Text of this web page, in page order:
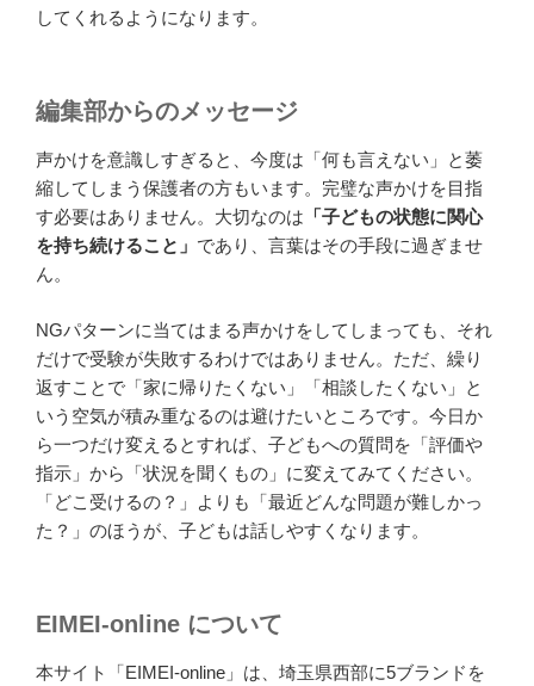
してくれるようになります。
編集部からのメッセージ
声かけを意識しすぎると、今度は「何も言えない」と萎
縮してしまう保護者の方もいます。完璧な声かけを目指
す必要はありません。大切なのは 「子どもの状態に関心
を持ち続けること」 であり、言葉はその手段に過ぎませ
ん。
NGパターンに当てはまる声かけをしてしまっても、それ
だけで受験が失敗するわけではありません。ただ、繰り
返すことで「家に帰りたくない」「相談したくない」と
いう空気が積み重なるのは避けたいところです。今日か
ら一つだけ変えるとすれば、子どもへの質問を「評価や
指示」から「状況を聞くもの」に変えてみてください。
「どこ受けるの？」よりも「最近どんな問題が難しかっ
た？」のほうが、子どもは話しやすくなります。
EIMEI-online について
本サイト「EIMEI-online」は、埼玉県西部に5ブランドを